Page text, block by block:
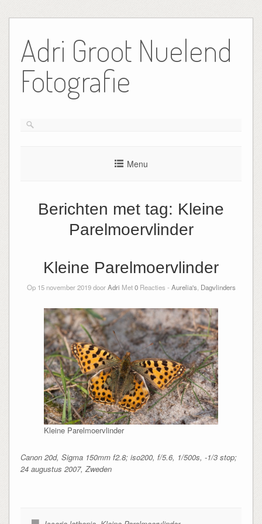
de
inhoud
Adri Groot Nuelend
Fotografie
Menu
Berichten met tag: Kleine
Parelmoervlinder
Kleine Parelmoervlinder
Op 15 november 2019 doorAdri Met0Reacties - Aurelia's Dagvlinders
Kleine Parelmoervlinder
Canon 20d, Sigma 150mm f2.8; iso200, f/5.6, 1/500s, -1/3 stop;
24 augustus 2007, Zweden